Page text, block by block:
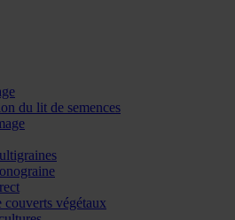
du lit de semences
couverts végétaux